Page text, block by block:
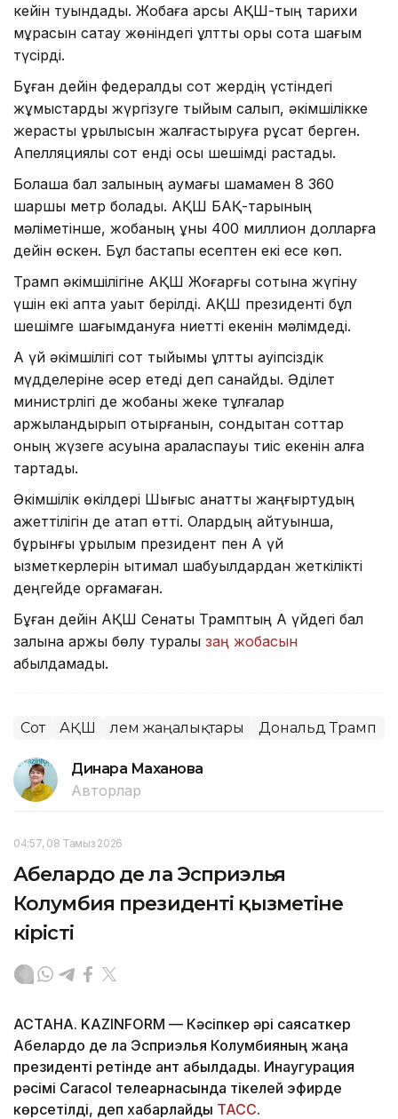
кейін туындады. Жобаға қарсы АҚШ-тың тарихи
мұрасын сақтау жөніндегі ұлттық қоры сотқа шағым
түсірді.
Бұған дейін федералдық сот жердің үстіндегі
жұмыстарды жүргізуге тыйым салып, әкімшілікке
жерасты құрылысын жалғастыруға рұқсат берген.
Апелляциялық сот енді осы шешімді растады.
Болашақ бал залының аумағы шамамен 8 360
шаршы метр болады. АҚШ БАҚ-тарының
мәліметінше, жобаның құны 400 миллион долларға
дейін өскен. Бұл бастапқы есептен екі есе көп.
Трамп әкімшілігіне АҚШ Жоғарғы сотына жүгіну
үшін екі апта уақыт берілді. АҚШ президенті бұл
шешімге шағымдануға ниетті екенін мәлімдеді.
Ақ үй әкімшілігі сот тыйымы ұлттық қауіпсіздік
мүдделеріне әсер етеді деп санайды. Әділет
министрлігі де жобаны жеке тұлғалар
қаржыландырып отырғанын, сондықтан соттар
оның жүзеге асуына араласпауы тиіс екенін алға
тартады.
Әкімшілік өкілдері Шығыс қанатты жаңғыртудың
қажеттілігін де атап өтті. Олардың айтуынша,
бұрынғы құрылым президент пен Ақ үй
қызметкерлерін ықтимал шабуылдардан жеткілікті
деңгейде қорғамаған.
Бұған дейін АҚШ Сенаты Трамптың Ақ үйдегі бал
залына қаржы бөлу туралы заң жобасын
қабылдамады.
Сот АҚШ Әлем жаңалықтары Дональд Трамп
Динара Маханова
Авторлар
04:57, 08 Тамыз 2026
Абелардо де ла Эсприэлья
Колумбия президенті қызметіне
кірісті
АСТАНА. KAZINFORM — Кәсіпкер әрі саясаткер
Абелардо де ла Эсприэлья Колумбияның жаңа
президенті ретінде ант қабылдады. Инаугурация
рәсімі Caracol телеарнасында тікелей эфирде
көрсетілді, деп хабарлайды ТАСС.